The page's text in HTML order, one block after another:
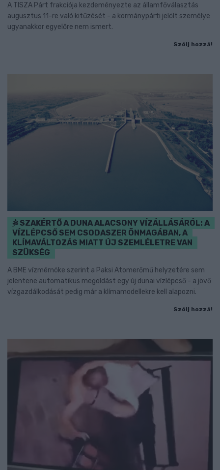
A TISZA Párt frakciója kezdeményezte az államfőválasztás
augusztus 11-re való kitűzését - a kormánypárti jelölt személye
ugyanakkor egyelőre nem ismert.
Szólj hozzá!
SZAKÉRTŐ A DUNA ALACSONY VÍZÁLLÁSÁRÓL: A
VÍZLÉPCSŐ SEM CSODASZER ÖNMAGÁBAN, A
KLÍMAVÁLTOZÁS MIATT ÚJ SZEMLÉLETRE VAN
SZÜKSÉG
A BME vízmérnöke szerint a Paksi Atomerőmű helyzetére sem
jelentene automatikus megoldást egy új dunai vízlépcső - a jövő
vízgazdálkodását pedig már a klímamodellekre kell alapozni.
Szólj hozzá!